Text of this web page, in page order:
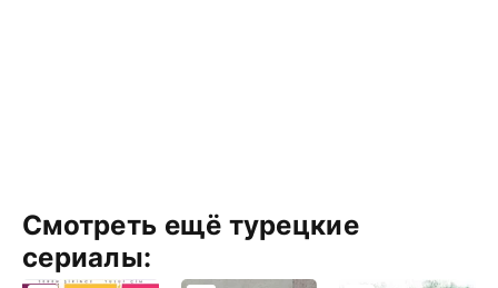
Смотреть ещё турецкие
сериалы: